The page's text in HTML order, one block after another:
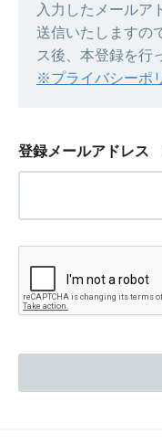
入力したメールア
送信いたしますの
ス後、本登録を行
※プライバシーポ
登録メールアドレス